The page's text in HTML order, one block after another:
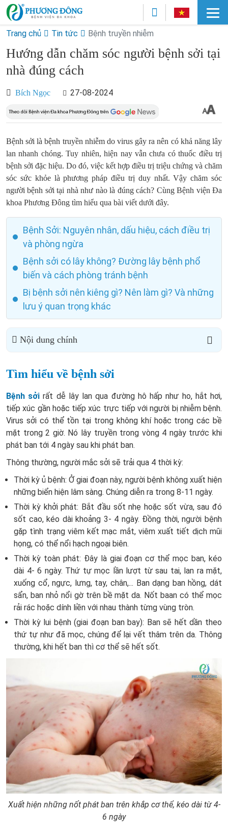
Trang chủ Tin tức Bệnh truyền nhiễm
Hướng dẫn chăm sóc người bệnh sởi tại
nhà đúng cách
Bích Ngọc 27-08-2024
Bệnh sởi là bệnh truyền nhiễm do virus gây ra nên có khả năng lây
lan nhanh chóng. Tuy nhiên, hiện nay vẫn chưa có thuốc điều trị
bệnh sởi đặc hiệu. Do đó, việc kết hợp điều trị triệu chứng và chăm
sóc sức khỏe là phương pháp điều trị duy nhất. Vậy chăm sóc
người bệnh sởi tại nhà như nào là đúng cách? Cùng Bệnh viện Đa
khoa Phương Đông tìm hiểu qua bài viết dưới đây.
Bệnh Sởi: Nguyên nhân, dấu hiệu, cách điều trị
và phòng ngừa
Bệnh sởi có lây không? Đường lây bệnh phổ
biến và cách phòng tránh bệnh
Bị bệnh sởi nên kiêng gì? Nên làm gì? Và những
lưu ý quan trọng khác
Nội dung chính
Tìm hiểu về bệnh sởi
Bệnh sởi rất dễ lây lan qua đường hô hấp như ho, hắt hơi,
tiếp xúc gần hoặc tiếp xúc trực tiếp với người bị nhiễm bệnh.
Virus sởi có thể tồn tại trong không khí hoặc trong các bề
mặt trong 2 giờ. Nó lây truyền trong vòng 4 ngày trước khi
phát ban tới 4 ngày sau khi phát ban.
Thông thường, người mắc sởi sẽ trải qua 4 thời kỳ:
Thời kỳ ủ bệnh: Ở giai đoạn này, người bệnh không xuất hiện
những biển hiện lâm sàng. Chúng diễn ra trong 8-11 ngày.
Thời kỳ khởi phát: Bắt đầu sốt nhẹ hoặc sốt vừa, sau đó
sốt cao, kéo dài khoảng 3- 4 ngày. Đồng thời, người bệnh
gặp tình trạng viêm kết mạc mắt, viêm xuất tiết dịch mũi
họng, có thể nổi hạch ngoại biên.
Thời kỳ toàn phát: Đây là giai đoạn cơ thể mọc ban, kéo
dài 4- 6 ngày. Thứ tự mọc lần lượt từ sau tai, lan ra mặt,
xuống cổ, ngực, lưng, tay, chân,... Ban dạng ban hồng, dát
sẩn, ban nhỏ nổi gờ trên bề mặt da. Nốt baan có thể mọc
rải rác hoặc dính liền với nhau thành từng vùng tròn.
Thời kỳ lui bệnh (giai đoạn ban bay): Ban sẽ hết dần theo
thứ tự như đã mọc, chúng để lại vết thâm trên da. Thông
thường, khi hết ban thì cơ thể sẽ hết sốt.
Xuất hiện những nốt phát ban trên khắp cơ thể, kéo dài từ 4-
6 ngày